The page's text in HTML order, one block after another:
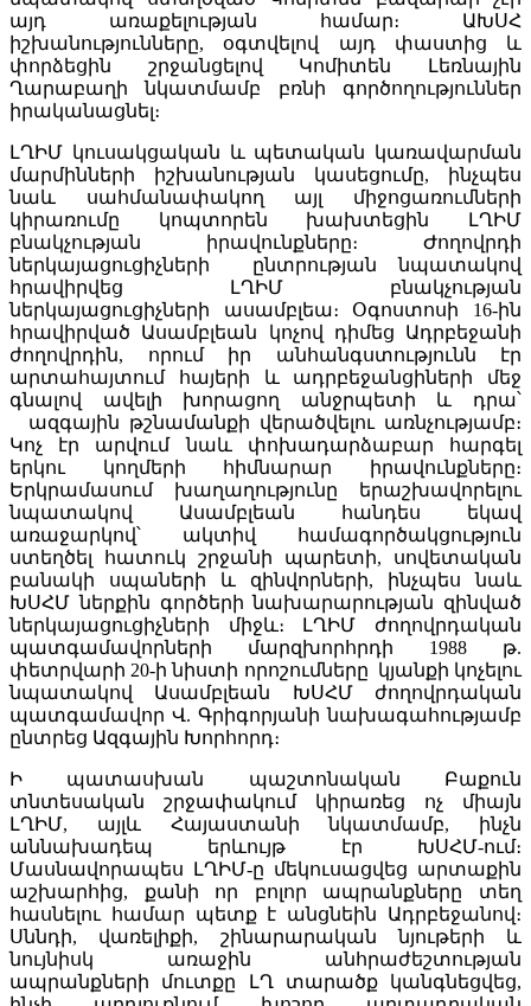
այդ առաքելության համար։ ԱԽՍՀ
իշխանությունները, օգտվելով այդ փաստից և
փորձեցին շրջանցելով Կոմիտեն Լեռնային
Ղարաբաղի նկատմամբ բռնի գործողություններ
իրականացնել։
ԼՂԻՄ կուսակցական և պետական կառավարման
մարմինների իշխանության կասեցումը, ինչպես
նաև սահմանափակող այլ միջոցառումների
կիրառումը կոպտորեն խախտեցին ԼՂԻՄ
բնակչության իրավունքները։ Ժողովրդի
ներկայացուցիչների ընտրության նպատակով
հրավիրվեց ԼՂԻՄ բնակչության
ներկայացուցիչների ասամբլեա։ Օգոստոսի 16-ին
հրավիրված Ասամբլեան կոչով դիմեց Ադրբեջանի
ժողովրդին, որում իր անհանգստությունն էր
արտահայտում հայերի և ադրբեջանցիների մեջ
գնալով ավելի խորացող անջրպետի և դրա՝
ազգային թշնամանքի վերածվելու առնչությամբ։
Կոչ էր արվում նաև փոխադարձաբար հարգել
երկու կողմերի հիմնարար իրավունքները։
Երկրամասում խաղաղությունը երաշխավորելու
նպատակով Ասամբլեան հանդես եկավ
առաջարկով՝ ակտիվ համագործակցություն
ստեղծել հատուկ շրջանի պարետի, սովետական
բանակի սպաների և զինվորների, ինչպես նաև
ԽՍՀՄ ներքին գործերի նախարարության զինված
ներկայացուցիչների միջև։ ԼՂԻՄ ժողովրդական
պատգամավորների մարզխորհրդի 1988 թ.
փետրվարի 20-ի նիստի որոշումները կյանքի կոչելու
նպատակով Ասամբլեան ԽՍՀՄ ժողովրդական
պատգամավոր Վ. Գրիգորյանի նախագահությամբ
ընտրեց Ազգային Խորհորդ։
Ի պատասխան պաշտոնական Բաքուն
տնտեսական շրջափակում կիրառեց ոչ միայն
ԼՂԻՄ, այլև Հայաստանի նկատմամբ, ինչն
աննախադեպ երևույթ էր ԽՍՀՄ-ում։
Մասնավորապես ԼՂԻՄ-ը մեկուսացվեց արտաքին
աշխարհից, քանի որ բոլոր ապրանքները տեղ
հասնելու համար պետք է անցնեին Ադրբեջանով։
Սննդի, վառելիքի, շինարարական նյութերի և
նույնիսկ առաջին անհրաժեշտության
ապրանքների մուտքը ԼՂ տարածք կանգնեցվեց,